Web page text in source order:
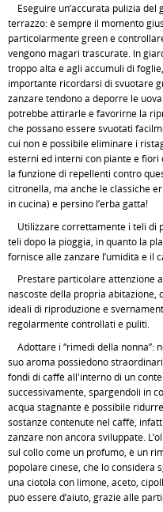
Eseguire un’accurata pulizia del
terrazzo: è sempre il momento
particolarmente green e
vengono magari trascurate. In
troppo alta e agli accumuli di
importante ricordarsi di svuotare
zanzare tendono a deporre le
potrebbe attirarle e favorirne la
che possano essere svuotati
cui non è possibile eliminare i
esterni ed interni con piante e
la funzione di repellenti contro
citronella, ma anche le classiche
in cucina) e persino l’erba gatta!
Utilizzare correttamente i teli di
teli dopo la pioggia, in quanto la
fornisce alle zanzare l’umidità e il
Prestare particolare attenzione
nascoste della propria abitazione,
ideali di riproduzione e
regolarmente controllati e puliti.
Adottare i “rimedi della nonna”:
suo aroma possiedono
fondi di caffè all'interno di un
successivamente, spargendoli in
acqua stagnante è possibile
sostanze contenute nel caffè,
zanzare non ancora sviluppate.
sul collo come un profumo, è un
popolare cinese, che lo considera
una ciotola con limone, aceto,
può essere d’aiuto, grazie alle